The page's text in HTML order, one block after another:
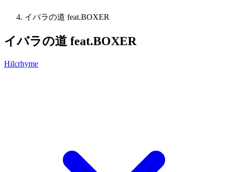
イバラの道 feat.BOXER
イバラの道 feat.BOXER
Hilcrhyme